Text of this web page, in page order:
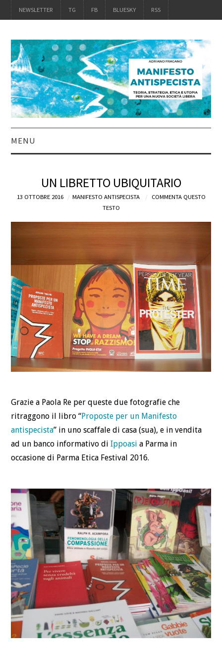
NEWSLETTER TG FB BLUESKY RSS
MENU
IL LIBRO
CHI
BLOG
CONTATTI
UN LIBRETTO UBIQUITARIO
13 OTTOBRE 2016 MANIFESTO ANTISPECISTA
COMMENTA QUESTO
TESTO
Grazie a Paola Re per queste due fotografie che
ritraggono il libro “Proposte per un Manifesto
antispecista” in uno scaffale di casa (sua), e in vendita
ad un banco informativo diIppoasi a Parma in
occasione di Parma Etica Festival 2016.